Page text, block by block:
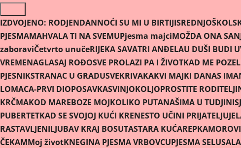
Skip
to
content
IZDVOJENO: RODJENDANNOĆI SU MI U BIRTIJI
PJESMAMAHVALA TI NA SVEMUPjesma majciMOŽDA ONA
zaboraviČetvrto unučeRIJEKA SAVATRI ANĐELAU DUŠI BUDI
VREMENAGLASAJ ROĐOSVE PROLAZI PA I ŽIVOTKAD ME
PJESNIKSTRANAC U GRADUSVEKRIVAKAKVI MAJKI DANAS IMA
LOMACA-PRVI DIOPOSAVKASVINJOKOLJOPROSTITE RODITELJI
KRČMAKOD MAREBOZE MOJKOLIKO PUTANAŠIMA U TUDJINI
PUBERTETKAD SE SVOJOJ KUĆI KRENESTO UČINI PRIJATELJU
RASTAVLJENILJUBAV KRAJ BOSUTASTARA KUĆAREPKA
ČEKAMMoj životKNEGINA PJESMA VRBOVCUPJESMA SELU